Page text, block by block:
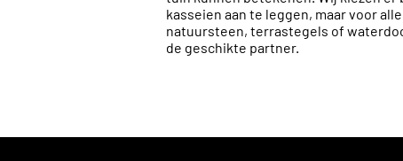
kasseien aan te leggen, maar voor
natuursteen, terrastegels of
de geschikte partner.